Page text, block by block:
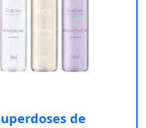
de